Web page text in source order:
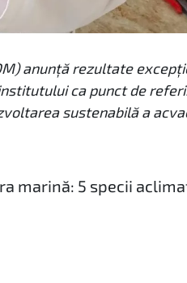
anunță rezultate
ca punct de
sustenabilă a
marină: 5 specii